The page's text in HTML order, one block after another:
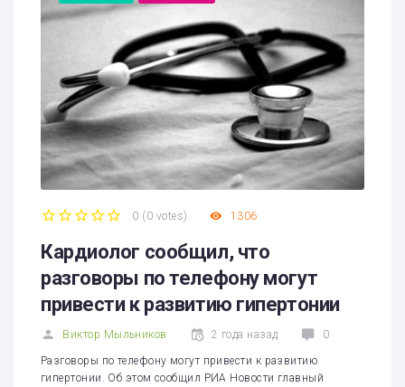
0 (0 votes) 1306
Кардиолог сообщил, что
разговоры по телефону могут
привести к развитию гипертонии
Виктор Мыльников 2 года назад 0
Разговоры по телефону могут привести к развитию
гипертонии. Об этом сообщил РИА Новости главный